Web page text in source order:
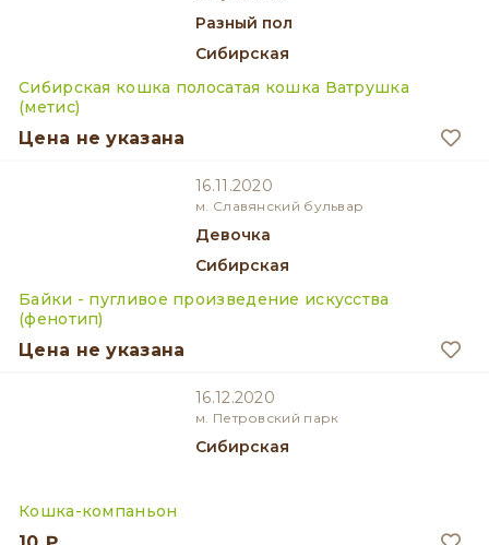
разный пол
Сибирская
Сибирская кошка полосатая кошка Ватрушка
(метис)
Цена не указана
16.11.2020
м. Славянский бульвар
девочка
Сибирская
Байки - пугливое произведение искусства
(фенотип)
Цена не указана
16.12.2020
м. Петровский парк
Сибирская
Кошка-компаньон